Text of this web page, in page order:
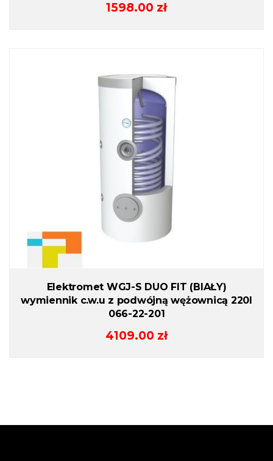
1598.00 zł
Elektromet WGJ-S DUO FIT (BIAŁY)
wymiennik c.w.u z podwójną wężownicą 220l
066-22-201
4109.00 zł